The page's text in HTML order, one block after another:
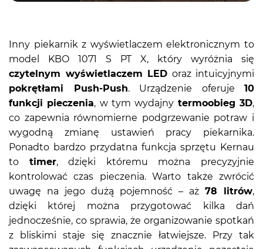
Inny piekarnik z wyświetlaczem elektronicznym to
model KBO 1071 S PT X, który wyróżnia się
czytelnym wyświetlaczem LED oraz intuicyjnymi
pokrętłami Push-Push. Urządzenie oferuje 10
funkcji pieczenia, w tym wydajny termoobieg 3D,
co zapewnia równomierne podgrzewanie potraw i
wygodną zmianę ustawień pracy piekarnika.
Ponadto bardzo przydatna funkcja sprzętu Kernau
to timer, dzięki któremu można precyzyjnie
kontrolować czas pieczenia. Warto także zwrócić
uwagę na jego dużą pojemność – aż 78 litrów,
dzięki której można przygotować kilka dań
jednocześnie, co sprawia, że organizowanie spotkań
z bliskimi staje się znacznie łatwiejsze. Przy tak